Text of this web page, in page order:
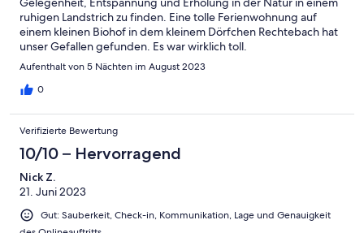
ruhigen Landstrich zu finden. Eine tolle Ferienwohnung auf
einem kleinen Biohof in dem kleinem Dörfchen Rechtebach hat
unser Gefallen gefunden. Es war wirklich toll.
Aufenthalt von 5 Nächten im August 2023
0
Verifizierte Bewertung
10/10 – Hervorragend
Nick Z.
21. Juni 2023
Gut: Sauberkeit, Check-in, Kommunikation, Lage und Genauigkeit